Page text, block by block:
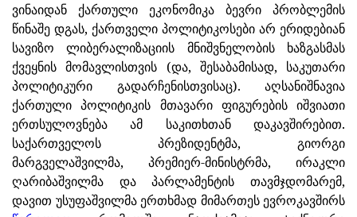
ვინაიდან ქართული ეკონომიკა ბევრი პრობლემის
წინაშე დგას, ქართველი პოლიტიკოსები არ ერიდებიან
სავიზო ლიბერალიზაციის მნიშვნელობის ხაზგასმას
ქვეყნის მომავლისთვის (და, შესაბამისად, საკუთარი
პოლიტიკური გადარჩენისთვისაც). აღსანიშნავია
ქართული პოლიტიკის მთავარი ფიგურების იშვიათი
ერთსულოვნება ამ საკითხთან დაკავშირებით.
საქართველოს პრეზიდენტმა, გიორგი
მარგველაშვილმა, პრემიერ-მინისტრმა, ირაკლი
ღარიბაშვილმა და პარლამენტის თავმჯდომარემ,
დავით უსუფაშვილმა ერთხმად მიმართეს ევროკავშირს